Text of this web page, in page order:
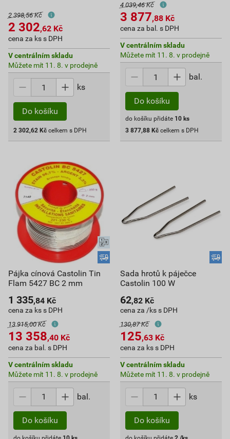
2 398,56 Kč
2 302,62 Kč
cena za ks s DPH
V centrálním skladu
Můžete mít 11. 8. v prodejně
ks
Do košíku
2 302,62 Kč celkem s DPH
4 039,46 Kč
3 877,88 Kč
cena za bal. s DPH
V centrálním skladu
Můžete mít 11. 8. v prodejně
bal.
Do košíku
do košíku přidáte 10 ks
3 877,88 Kč celkem s DPH
Pájka cínová Castolin Tin
Flam 5427 BC 2 mm
1 335,84 Kč
cena za ks s DPH
13 915,00 Kč
13 358,40 Kč
cena za bal. s DPH
V centrálním skladu
Můžete mít 11. 8. v prodejně
bal.
Do košíku
Sada hrotů k páječce
Castolin 100 W
62,82 Kč
cena za /ks s DPH
130,87 Kč
125,63 Kč
cena za ks s DPH
V centrálním skladu
Můžete mít 11. 8. v prodejně
ks
Do košíku